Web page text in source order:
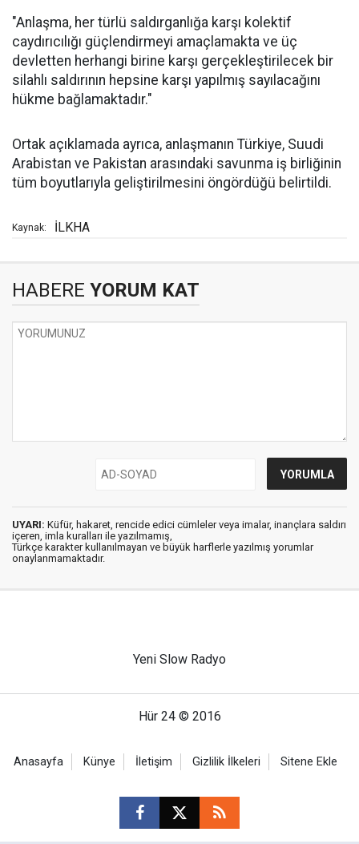
"Anlaşma, her türlü saldırganlığa karşı kolektif
caydırıcılığı güçlendirmeyi amaçlamakta ve üç
devletten herhangi birine karşı gerçekleştirilecek bir
silahlı saldırının hepsine karşı yapılmış sayılacağını
hükme bağlamaktadır."
Ortak açıklamada ayrıca, anlaşmanın Türkiye, Suudi
Arabistan ve Pakistan arasındaki savunma iş birliğinin
tüm boyutlarıyla geliştirilmesini öngördüğü belirtildi.
Kaynak: İLKHA
HABERE YORUM KAT
UYARI: Küfür, hakaret, rencide edici cümleler veya imalar, inançlara saldırı
içeren, imla kuralları ile yazılmamış,
Türkçe karakter kullanılmayan ve büyük harflerle yazılmış yorumlar
onaylanmamaktadır.
Yeni Slow Radyo
Hür 24 © 2016
Anasayfa Künye İletişim Gizlilik İlkeleri Sitene Ekle